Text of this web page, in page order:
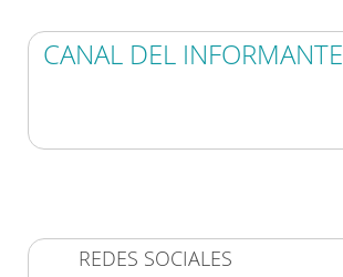
CANAL DEL INFORMANTE
REDES SOCIALES